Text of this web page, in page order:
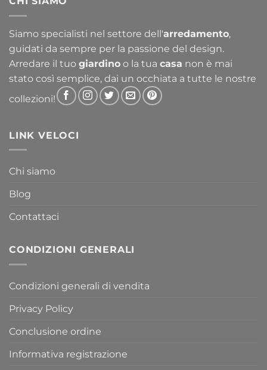
Siamo specialisti nel settore dell'arredamento,
guidati da sempre per la passione del design.
Arredare il tuo giardino o la tua casa non è mai
stato così semplice, dai un occhiata a tutte le nostre
collezioni!
LINK VELOCI
Chi siamo
Blog
Contattaci
CONDIZIONI GENERALI
Condizioni generali di vendita
Privacy Policy
Conclusione ordine
Informativa registrazione